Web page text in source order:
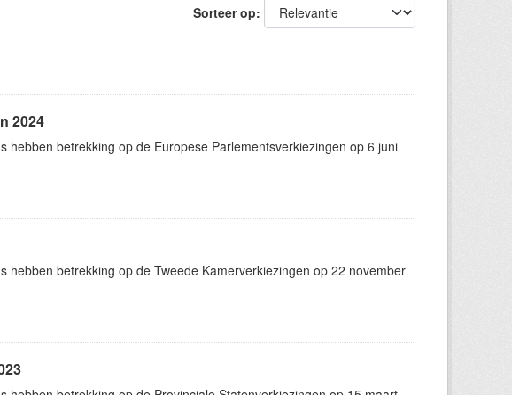
Sorteer op
2024
betrekking op de Europese Parlementsverkiezingen op 6 juni
betrekking op de Tweede Kamerverkiezingen op 22 november